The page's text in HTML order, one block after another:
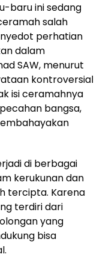
baru ini sedang
salah
perhatian
dalam
SAW, menurut
kontroversial
isi ceramahnya
bangsa,
di berbagai
kerukunan dan
tercipta. Karena
terdiri dari
yang
bisa